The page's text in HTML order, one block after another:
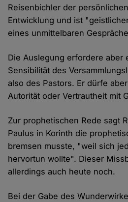
Reisenbichler der
Entwicklung und ist
eines unmittelbaren
Die Auslegung erfordere aber
Sensibilität des
also des Pastors. Er dürfe
Autorität oder Vertrautheit mit
Zur prophetischen Rede sagt
Paulus in Korinth die
bremsen musste, "weil sich
hervortun wollte". Dieser
allerdings auch heute noch.
Bei der Gabe des